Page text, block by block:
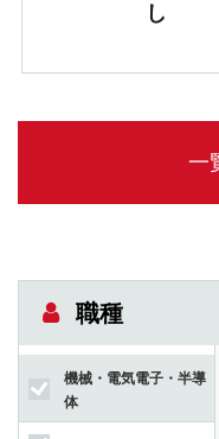
し
一
職種
機械・電気電子・半導
体